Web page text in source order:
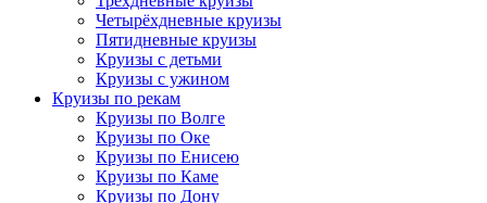
Четырёхдневные круизы
Пятидневные круизы
Круизы с детьми
Круизы с ужином
Круизы по рекам
Круизы по Волге
Круизы по Оке
Круизы по Енисею
Круизы по Каме
Круизы по Дону